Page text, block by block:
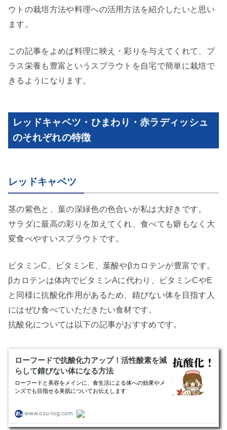
ウトの栽培方法や料理への活用方法を紹介したいと思い
ます。
この記事をよめば料理に映え・彩りを与えてくれて、プ
ラス栄養も豊富というスプラウトを自宅で簡単に栽培で
きるようになります。
レッドキャベツ・ひまわり・赤ラディッシュ
のそれぞれの特徴
レッドキャベツ
茎の紫色と、葉の深緑色の色合いが私は大好きです。
サラダに最高の彩りを加えてくれ、食べても癖もなく大
変食べやすいスプラウトです。
ビタミンC、ビタミンE、葉酸やβカロテンが豊富です。
βカロテンは体内でビタミンAに代わり、ビタミンCやE
と同様に抗酸化作用があるため、錆びない体を目指す人
にはぜひ食べていただきたい食材です。
抗酸化については以下の記事がおすすめです。